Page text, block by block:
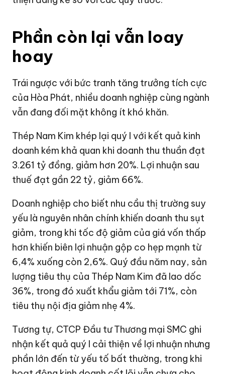
Phần còn lại vẫn loay
hoay
Trái ngược với bức tranh tăng trưởng tích cực
của Hòa Phát, nhiều doanh nghiệp cùng ngành
vẫn đang đối mặt không ít khó khăn.
Thép Nam Kim khép lại quý I với kết quả kinh
doanh kém khả quan khi doanh thu thuần đạt
3.261 tỷ đồng, giảm hơn 20%. Lợi nhuận sau
thuế đạt gần 22 tỷ, giảm 66%.
Doanh nghiệp cho biết nhu cầu thị trường suy
yếu là nguyên nhân chính khiến doanh thu sụt
giảm, trong khi tốc độ giảm của giá vốn thấp
hơn khiến biên lợi nhuận gộp co hẹp mạnh từ
6,4% xuống còn 2,6%. Quý đầu năm nay, sản
lượng tiêu thụ của Thép Nam Kim đã lao dốc
36%, trong đó xuất khẩu giảm tới 71%, còn
tiêu thụ nội địa giảm nhẹ 4%.
Tương tự, CTCP Đầu tư Thương mại SMC ghi
nhận kết quả quý I cải thiện về lợi nhuận nhưng
phần lớn đến từ yếu tố bất thường, trong khi